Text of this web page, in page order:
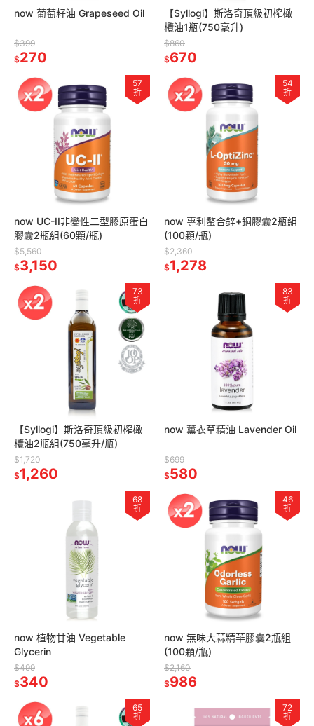
now 葡萄籽油 Grapeseed Oil
$399
$270
【Syllogi】斯洛奇頂級初榨橄
欖油1瓶(750毫升)
$860
$670
57
折
now UC-II非變性二型膠原蛋白
膠囊2瓶組(60顆/瓶)
$5,560
$3,150
54
折
now 專利螯合鋅+銅膠囊2瓶組
(100顆/瓶)
$2,360
$1,278
73
折
【Syllogi】斯洛奇頂級初榨橄
欖油2瓶組(750毫升/瓶)
$1,720
$1,260
83
折
now 薰衣草精油 Lavender Oil
$699
$580
68
折
now 植物甘油 Vegetable
Glycerin
$499
$340
46
折
now 無味大蒜精華膠囊2瓶組
(100顆/瓶)
$2,160
$986
65
折
72
折